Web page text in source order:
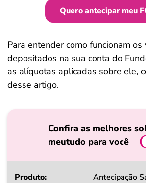
Quero antecipar meu
Para entender como funcionam os
depositados na sua conta do
as alíquotas aplicadas sobre ele,
desse artigo.
Confira as melhores
meutudo para você
Produto
Antecipação